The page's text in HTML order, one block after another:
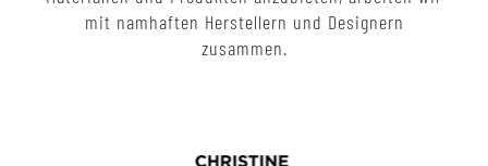
mit namhaften Herstellern und Designern
zusammen.